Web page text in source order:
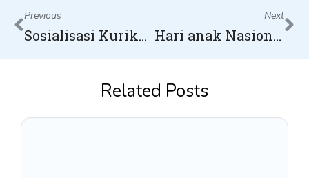
Prev
Previous
Sosialisasi Kurikulum Merdeka Oleh Dinas Pendidikan Kotawaringin Timur di Region Pundu
Next
Hari anak Nasional
Related Posts